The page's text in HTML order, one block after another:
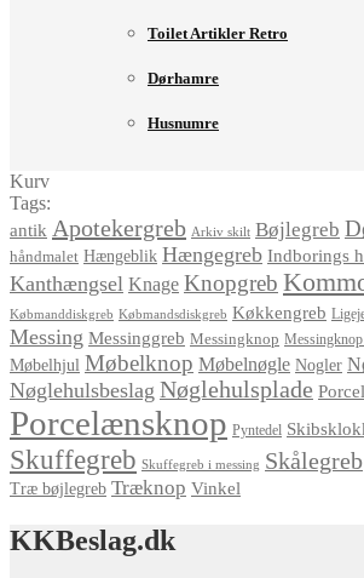
Toilet Artikler Retro
Dørhamre
Husnumre
Kurv
Tags:
antik Apotekergreb Arkiv skilt Bøjlegreb
håndmalet Hængeblik Hængegreb Indborings
Kanthængsel Knage Knopgreb
Købmanddiskgreb Købmandsdiskgreb Køkkengreb
Messing Messinggreb Messingknop
Møbelhjul Møbelknop Møbelnøgle Nogler
Nøglehulsbeslag Nøglehulsplade
Porcelænsknop Pyntedel
Skuffegreb Skuffegreb i messing Skålegreb
Træ bøjlegreb Træknop Vinkel
KKBeslag.dk